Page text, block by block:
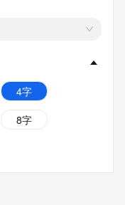
4字
8字